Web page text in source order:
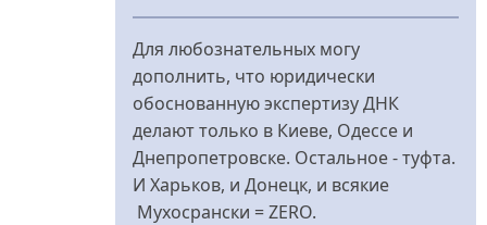
У
відповідь
Ближайший
крематорий
від
Для любознательных могу
дополнить, что юридически
обоснованную экспертизу ДНК
делают только в Киеве, Одессе и
Днепропетровске. Остальное - туфта.
И Харьков, и Донецк, и всякие
Мухосрански = ZERO.